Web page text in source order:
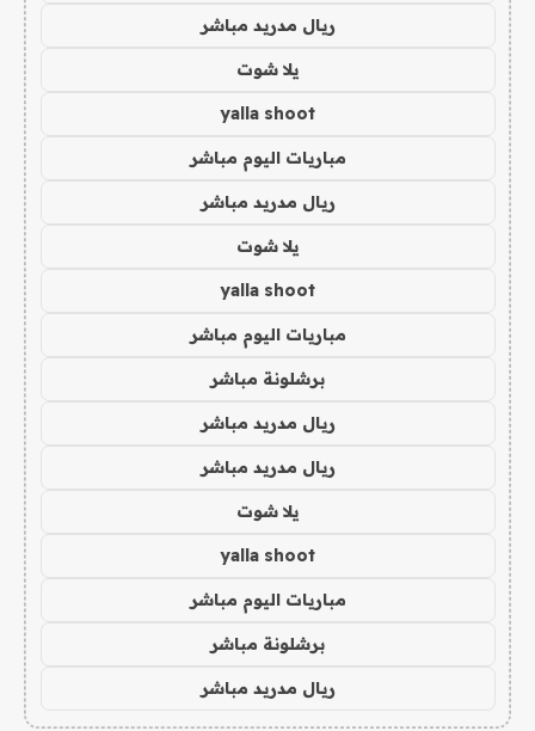
ريال مدريد مباشر
يلا شوت
yalla shoot
مباريات اليوم مباشر
ريال مدريد مباشر
يلا شوت
yalla shoot
مباريات اليوم مباشر
برشلونة مباشر
ريال مدريد مباشر
ريال مدريد مباشر
يلا شوت
yalla shoot
مباريات اليوم مباشر
برشلونة مباشر
ريال مدريد مباشر